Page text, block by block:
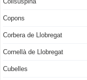
Copons
Corbera de Llobregat
Cornellà de Llobregat
Cubelles